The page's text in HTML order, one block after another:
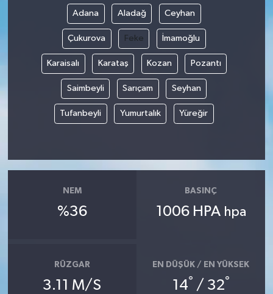
Adana Aladağ Ceyhan
Çukurova Feke İmamoğlu
Karaisalı Karataş Kozan Pozantı
Saimbeyli Sarıçam Seyhan
Tufanbeyli Yumurtalık Yüreğir
NEM
%36
BASINÇ
1006 HPA hpa
RÜZGAR
3.11 M/S
EN DÜŞÜK / EN YÜKSEK
14° / 32°